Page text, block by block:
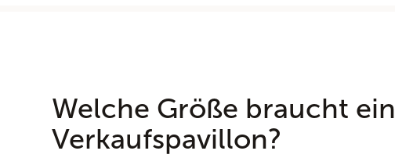
Welche Größe braucht ein
Verkaufspavillon?